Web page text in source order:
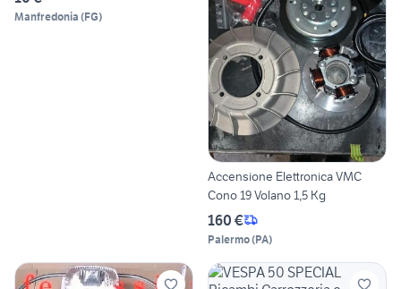
Manfredonia (FG)
Accensione Elettronica VMC
Cono 19 Volano 1,5 Kg
160 €
Palermo(PA)